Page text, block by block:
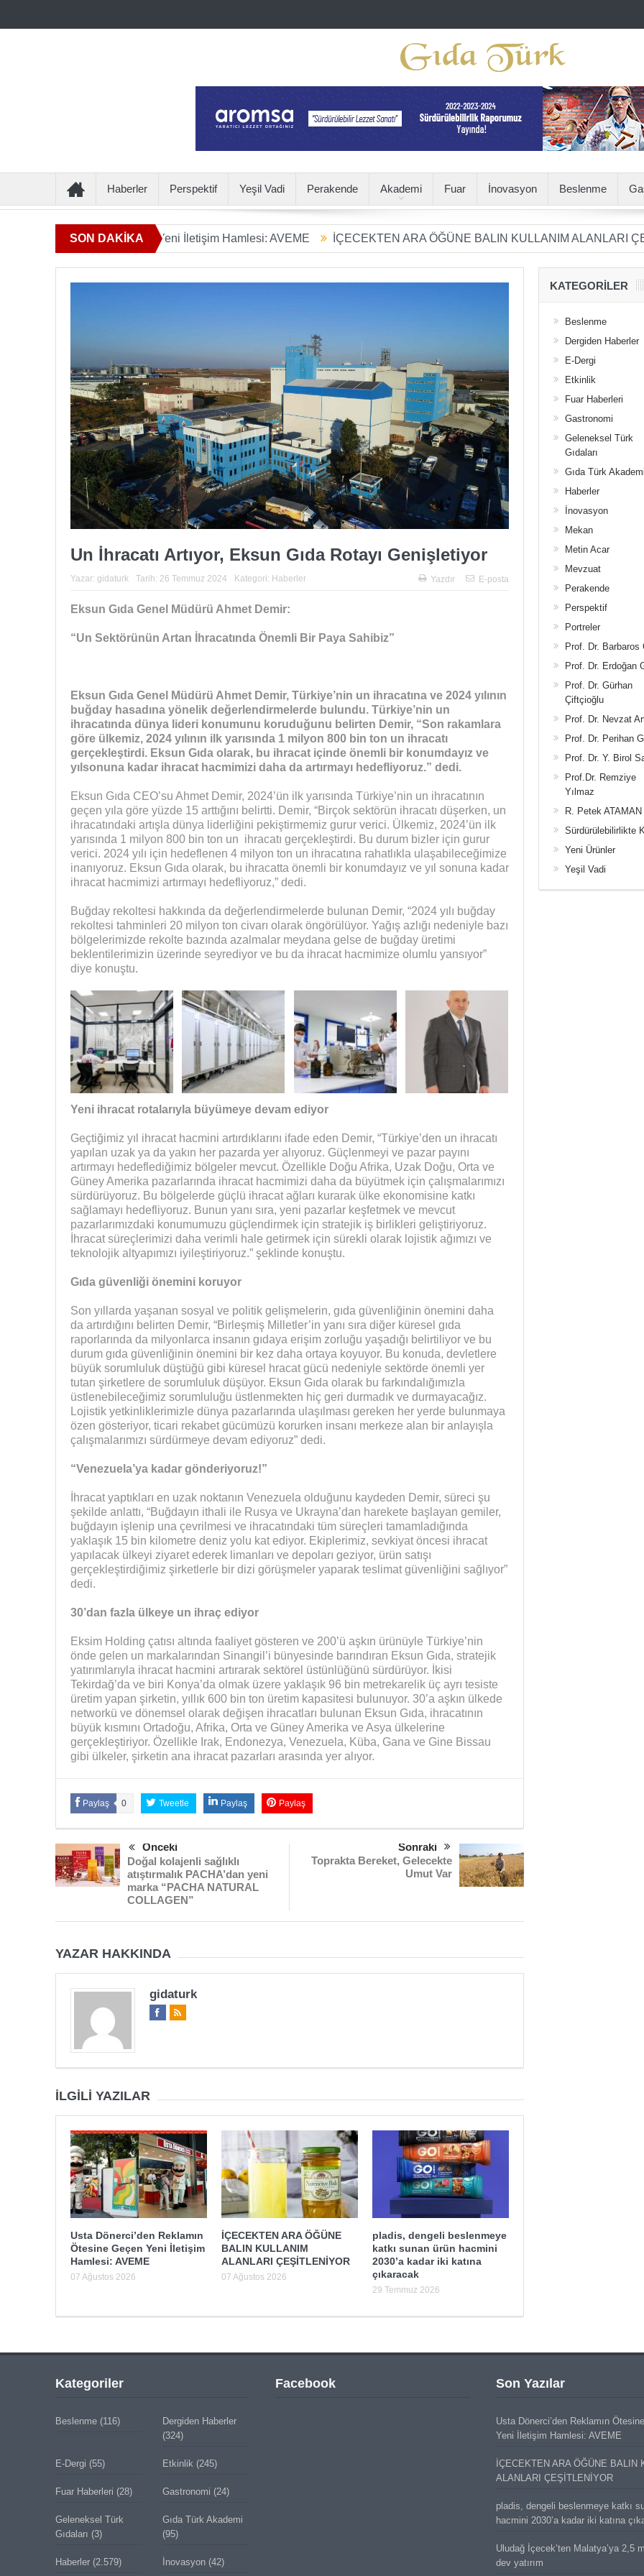
Haberler Perspektif Yeşil Vadi Perakende Akademi Fuar İnovasyon Beslenme
SON DAKİKA
Ötesine Geçen Yeni İletişim Hamlesi: AVEME İÇECEKTEN ARA ÖĞÜNE BALIN KULLANIM ALANLARI
Un İhracatı Artıyor, Eksun Gıda Rotayı Genişletiyor
Yazar: gidaturk Tarih: 26 Temmuz 2024 Kategori: Haberler Yazdır E-posta
Eksun Gıda Genel Müdürü Ahmet Demir:
“Un Sektörünün Artan İhracatında Önemli Bir Paya Sahibiz”
Eksun Gıda Genel Müdürü Ahmet Demir, Türkiye’nin un ihracatına ve 2024 yılının
buğday hasadına yönelik değerlendirmelerde bulundu. Türkiye’nin un
ihracatında dünya lideri konumunu koruduğunu belirten Demir, “Son rakamlara
göre ülkemiz, 2024 yılının ilk yarısında 1 milyon 800 bin ton un ihracatı
gerçekleştirdi. Eksun Gıda olarak, bu ihracat içinde önemli bir konumdayız ve
yılsonuna kadar ihracat hacmimizidaha da artırmayı hedefliyoruz.” dedi.
Eksun Gıda CEO’su Ahmet Demir, 2024’ün ilk yarısında Türkiye’nin un ihracatının
geçen yıla göre yüzde 15 arttığını belirtti. Demir, “Birçok sektörün ihracatı düşerken, un
ihracatındaki artışla dünya liderliğini pekiştirmemiz gurur verici. Ülkemiz, 2024’ün ilk
yarısında 1 milyon 800 bin ton un ihracatı gerçekleştirdi. Bu durum bizler için gurur
verici. 2024 yılı için hedeflenen 4 milyon ton un ihracatına rahatlıkla ulaşabileceğimize
inanıyoruz. Eksun Gıda olarak, bu ihracatta önemli bir konumdayız ve yıl sonuna kadar
ihracat hacmimizi artırmayı hedefliyoruz,” dedi.
Buğday rekoltesi hakkında da değerlendirmelerde bulunan Demir, “2024 yılı buğday
rekoltesi tahminleri 20 milyon ton civarı olarak öngörülüyor. Yağış azlığı nedeniyle bazı
bölgelerimizde rekolte bazında azalmalar meydana gelse de buğday üretimi
beklentilerimizin üzerinde seyrediyor ve bu da ihracat hacmimize olumlu yansıyor”
diye konuştu.
Yeni ihracat rotalarıyla büyümeye devam ediyor
Geçtiğimiz yıl ihracat hacmini artırdıklarını ifade eden Demir, “Türkiye’den un ihracatı
yapılan uzak ya da yakın her pazarda yer alıyoruz. Güçlenmeyi ve pazar payını
artırmayı hedeflediğimiz bölgeler mevcut. Özellikle Doğu Afrika, Uzak Doğu, Orta ve
Güney Amerika pazarlarında ihracat hacmimizi daha da büyütmek için çalışmalarımızı
sürdürüyoruz. Bu bölgelerde güçlü ihracat ağları kurarak ülke ekonomisine katkı
sağlamayı hedefliyoruz. Bunun yanı sıra, yeni pazarlar keşfetmek ve mevcut
pazarlarımızdaki konumumuzu güçlendirmek için stratejik iş birlikleri geliştiriyoruz.
İhracat süreçlerimizi daha verimli hale getirmek için sürekli olarak lojistik ağımızı ve
teknolojik altyapımızı iyileştiriyoruz.” şeklinde konuştu.
Gıda güvenliği önemini koruyor
Son yıllarda yaşanan sosyal ve politik gelişmelerin, gıda güvenliğinin önemini daha
da artırdığını belirten Demir, “Birleşmiş Milletler’in yanı sıra diğer küresel gıda
raporlarında da milyonlarca insanın gıdaya erişim zorluğu yaşadığı belirtiliyor ve bu
durum gıda güvenliğinin önemini bir kez daha ortaya koyuyor. Bu konuda, devletlere
büyük sorumluluk düştüğü gibi küresel hracat gücü nedeniyle sektörde önemli yer
tutan şirketlere de sorumluluk düşüyor. Eksun Gıda olarak bu farkındalığımızla
üstlenebileceğimiz sorumluluğu üstlenmekten hiç geri durmadık ve durmayacağız.
Lojistik yetkinliklerimizle dünya pazarlarında ulaşılması gereken her yerde bulunmaya
özen gösteriyor, ticari rekabet gücümüzü korurken insanı merkeze alan bir anlayışla
çalışmalarımızı sürdürmeye devam ediyoruz” dedi.
“Venezuela’ya kadar gönderiyoruz!”
İhracat yaptıkları en uzak noktanın Venezuela olduğunu kaydeden Demir, süreci şu
şekilde anlattı, “Buğdayın ithali ile Rusya ve Ukrayna’dan harekete başlayan gemiler,
buğdayın işlenip una çevrilmesi ve ihracatındaki tüm süreçleri tamamladığında
yaklaşık 15 bin kilometre deniz yolu kat ediyor. Ekiplerimiz, sevkiyat öncesi ihracat
yapılacak ülkeyi ziyaret ederek limanları ve depoları geziyor, ürün satışı
gerçekleştirdiğimiz şirketlerle bir dizi görüşmeler yaparak teslimat güvenliğini sağlıyor”
dedi.
30’dan fazla ülkeye un ihraç ediyor
Eksim Holding çatısı altında faaliyet gösteren ve 200’ü aşkın ürünüyle Türkiye’nin
önde gelen un markalarından Sinangil’i bünyesinde barındıran Eksun Gıda, stratejik
yatırımlarıyla ihracat hacmini artırarak sektörel üstünlüğünü sürdürüyor. İkisi
Tekirdağ’da ve biri Konya’da olmak üzere yaklaşık 96 bin metrekarelik üç ayrı tesiste
üretim yapan şirketin, yıllık 600 bin ton üretim kapasitesi bulunuyor. 30’a aşkın ülkede
networkü ve dönemsel olarak değişen ihracatları bulunan Eksun Gıda, ihracatının
büyük kısmını Ortadoğu, Afrika, Orta ve Güney Amerika ve Asya ülkelerine
gerçekleştiriyor. Özellikle Irak, Endonezya, Venezuela, Küba, Gana ve Gine Bissau
gibi ülkeler, şirketin ana ihracat pazarları arasında yer alıyor.
Paylaş 0 Tweetle Paylaş Paylaş
Önceki
Doğal kolajenli sağlıklı
atıştırmalık PACHA’dan yeni
marka “PACHA NATURAL
COLLAGEN”
Sonraki
Toprakta Bereket, Gelecekte
Umut Var
YAZAR HAKKINDA
gidaturk
İLGILI YAZILAR
Usta Dönerci’den Reklamın
Ötesine Geçen Yeni İletişim
Hamlesi: AVEME
07 Ağustos 2026
İÇECEKTEN ARA ÖĞÜNE
BALIN KULLANIM
ALANLARI ÇEŞİTLENİYOR
07 Ağustos 2026
pladis, dengeli beslenmeye
katkı sunan ürün hacmini
2030’a kadar iki katına
çıkaracak
29 Temmuz 2026
KATEGORILER
Beslenme
Dergiden Haberler
E-Dergi
Etkinlik
Fuar Haberleri
Gastronomi
Geleneksel Türk
Gıdaları
Gıda Türk Akademi
Haberler
İnovasyon
Mekan
Metin Acar
Mevzuat
Perakende
Perspektif
Portreler
Prof. Dr. Barbaros
Prof. Dr. Erdoğan
Prof. Dr. Gürhan
Çiftçioğlu
Prof. Dr. Nevzat
Prof. Dr. Perihan
Prof. Dr. Y. Birol
Prof.Dr. Remziye
Yılmaz
R. Petek ATAMAN
Sürdürülebilirlikte
Yeni Ürünler
Yeşil Vadi
Şubat Ayı Azizliği
Kategoriler
Beslenme(116)
Dergiden Haberler
(324)
E-Dergi (55) Etkinlik (245)
Fuar Haberleri (28) Gastronomi (24)
Geleneksel Türk
Gıdaları (3)
Gıda Türk Akademi
(95)
Haberler(2.579) İnovasyon(42)
Facebook Son Yazılar
Usta Dönerci’den Reklamın
Yeni İletişim Hamlesi: AVEME
İÇECEKTEN ARA ÖĞÜNE BALIN
ALANLARI ÇEŞİTLENİYOR
pladis, dengeli beslenmeye katkı
hacmini 2030’a kadar iki katına
Uludağ İçecek’ten Malatya’ya 2,5
dev yatırım